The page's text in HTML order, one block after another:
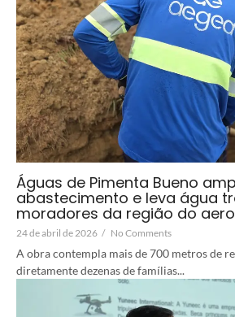
Águas de Pimenta Bueno
abastecimento e leva água
moradores da região do
24 de abril de 2026 / No Comments
A obra contempla mais de 700 metros de
diretamente dezenas de famílias...